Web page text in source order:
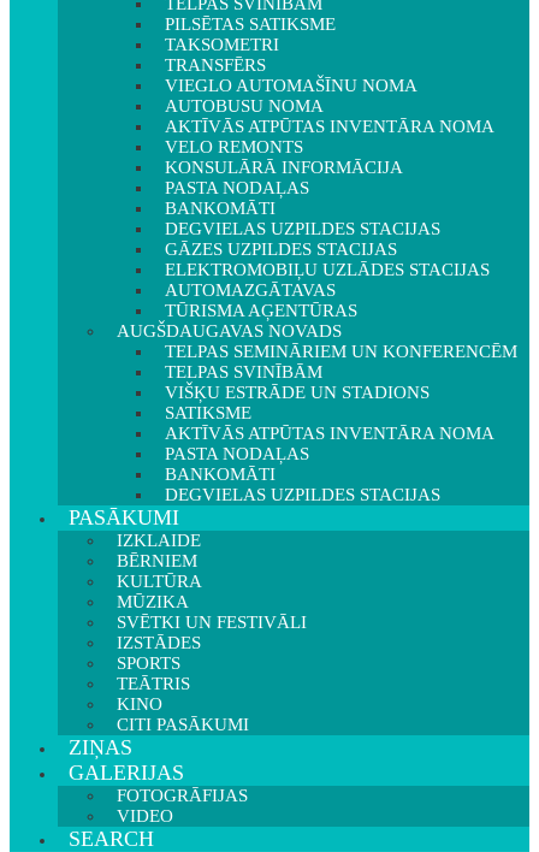
PILSĒTAS SATIKSME
TAKSOMETRI
TRANSFĒRS
VIEGLO AUTOMAŠĪNU NOMA
AUTOBUSU NOMA
AKTĪVĀS ATPŪTAS INVENTĀRA NOMA
VELO REMONTS
KONSULĀRĀ INFORMĀCIJA
PASTA NODAĻAS
BANKOMĀTI
DEGVIELAS UZPILDES STACIJAS
GĀZES UZPILDES STACIJAS
ELEKTROMOBIĻU UZLĀDES STACIJAS
AUTOMAZGĀTAVAS
TŪRISMA AĢENTŪRAS
AUGŠDAUGAVAS NOVADS
TELPAS SEMINĀRIEM UN KONFERENCĒM
TELPAS SVINĪBĀM
VIŠĶU ESTRĀDE UN STADIONS
SATIKSME
AKTĪVĀS ATPŪTAS INVENTĀRA NOMA
PASTA NODAĻAS
BANKOMĀTI
DEGVIELAS UZPILDES STACIJAS
PASĀKUMI
IZKLAIDE
BĒRNIEM
KULTŪRA
MŪZIKA
SVĒTKI UN FESTIVĀLI
IZSTĀDES
SPORTS
TEĀTRIS
KINO
CITI PASĀKUMI
ZIŅAS
GALERIJAS
FOTOGRĀFIJAS
VIDEO
SEARCH